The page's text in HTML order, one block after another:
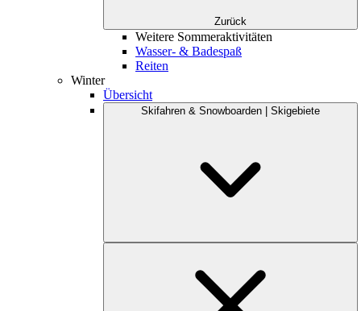
Zurück
Weitere Sommeraktivitäten
Wasser- & Badespaß
Reiten
Winter
Übersicht
Skifahren & Snowboarden | Skigebiete